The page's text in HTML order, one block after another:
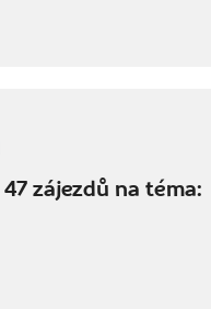
zájezdů na téma: